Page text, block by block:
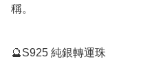
稱。
🔮S925 純銀轉運珠